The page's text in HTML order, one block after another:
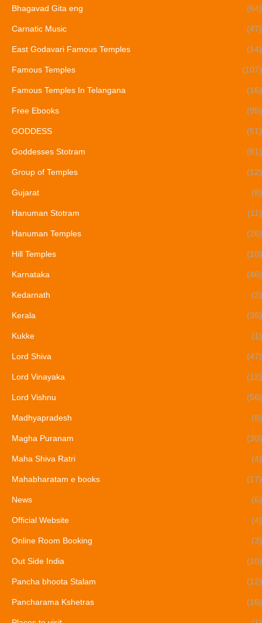
Bhagavad Gita eng (64)
Carnatic Music (47)
East Godavari Famous Temples (14)
Famous Temples (107)
Famous Temples In Telangana (16)
Free Ebooks (95)
GODDESS (51)
Goddesses Stotram (81)
Group of Temples (12)
Gujarat (8)
Hanuman Stotram (11)
Hanuman Temples (26)
Hill Temples (10)
Karnataka (46)
Kedarnath (2)
Kerala (36)
Kukke (1)
Lord Shiva (47)
Lord Vinayaka (12)
Lord Vishnu (56)
Madhyapradesh (8)
Magha Puranam (30)
Maha Shiva Ratri (4)
Mahabharatam e books (17)
News (6)
Official Website (4)
Online Room Booking (3)
Out Side India (10)
Pancha bhoota Stalam (12)
Pancharama Kshetras (16)